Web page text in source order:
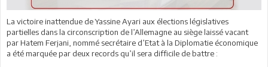
La victoire inattendue de Yassine Ayari aux élections législatives
partielles dans la circonscription de l’Allemagne au siège laissé vacant
par Hatem Ferjani, nommé secrétaire d’Etat à la Diplomatie économique
a été marquée par deux records qu’il sera difficile de battre :